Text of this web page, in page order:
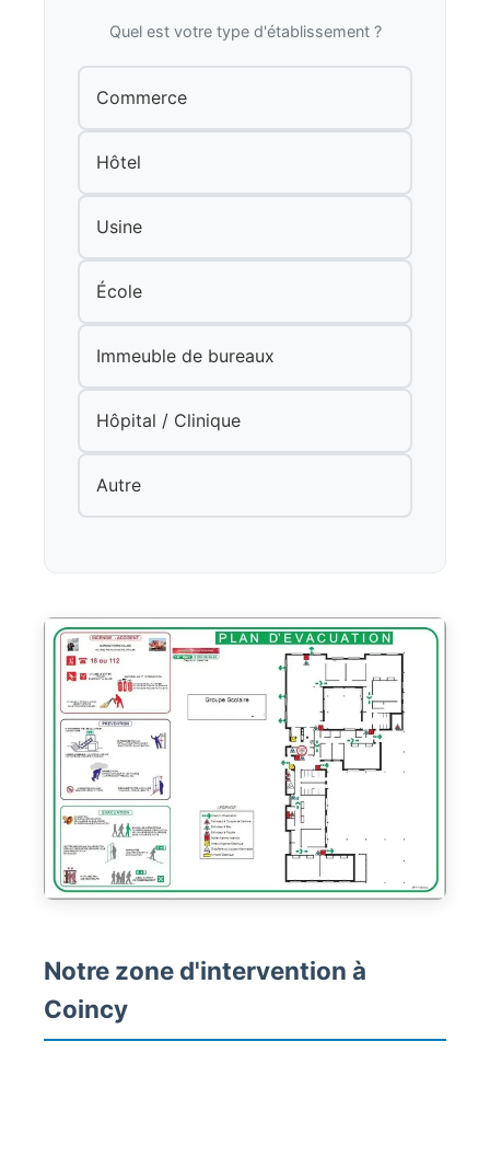
Quel est votre type d'établissement ?
Commerce
Hôtel
Usine
École
Immeuble de bureaux
Hôpital / Clinique
Autre
Notre zone d'intervention à
Coincy